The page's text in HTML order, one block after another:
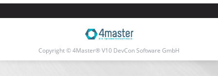
Copyright © 4Master® V10 DevCon Software GmbH